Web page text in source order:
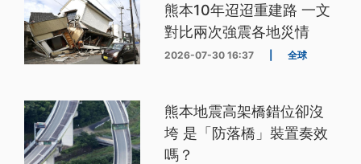
熊本10年迢迢重建路 一文
對比兩次強震各地災情
2026-07-30 16:37 全球
熊本地震高架橋錯位卻沒
垮 是「防落橋」裝置奏效
嗎？